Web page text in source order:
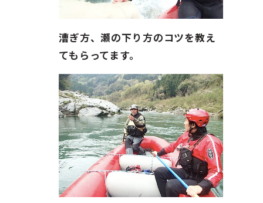
漕ぎ方、瀬の下り方のコツを教え
てもらってます。